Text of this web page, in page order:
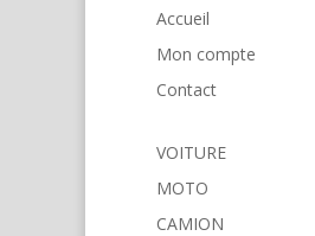
Accueil
Mon compte
Contact
VOITURE
MOTO
CAMION